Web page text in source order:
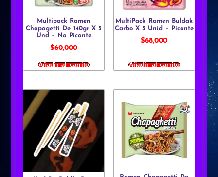
Multipack Ramen
Chapagetti De 140gr X 5
Und – No Picante
$60,000
Añadir al carrito
MultiPack Ramen Buldak
Carbo X 5 Unid – Picante
$68,000
Añadir al carrito